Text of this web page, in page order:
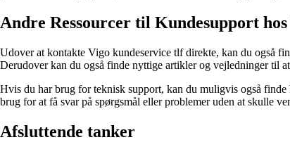
Andre Ressourcer til Kundesupport
Udover at kontakte Vigo kundeservice tlf direkte, kan du også
Derudover kan du også finde nyttige artikler og vejledninger til
Hvis du har brug for teknisk support, kan du muligvis også
brug for at få svar på spørgsmål eller problemer uden at skulle
Afsluttende tanker